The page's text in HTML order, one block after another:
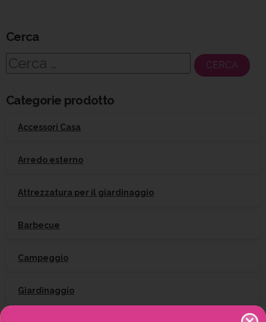
Cerca
Ricerca
Categorie prodotto
Accessori Casa
Arredo esterno
Attrezzatura per il giardinaggio
Barbecue
Campeggio
Giardinaggio